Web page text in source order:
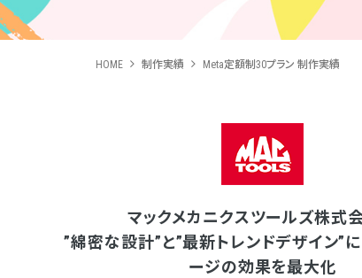
HOME 制作実績 Meta定額制30プラン 制作実績
マックメカニクスツールズ株式
”綿密な設計”と”最新トレンドデザイン”に
ージの効果を最大化